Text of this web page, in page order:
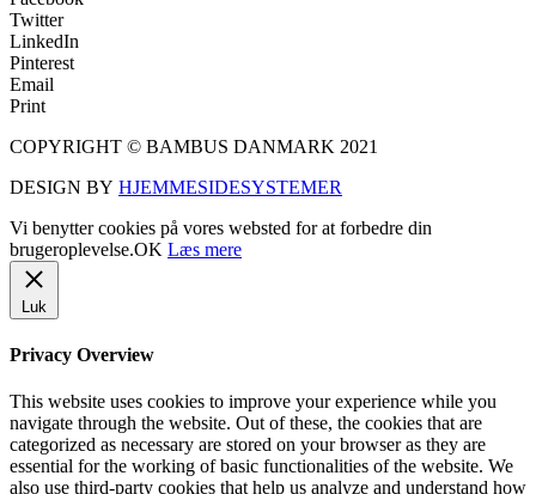
Twitter
LinkedIn
Pinterest
Email
Print
COPYRIGHT © BAMBUS DANMARK 2021
DESIGN BY HJEMMESIDESYSTEMER
Vi benytter cookies på vores websted for at forbedre din
brugeroplevelse.OK Læs mere
Luk
Privacy Overview
This website uses cookies to improve your experience while you
navigate through the website. Out of these, the cookies that are
categorized as necessary are stored on your browser as they are
essential for the working of basic functionalities of the website. We
also use third-party cookies that help us analyze and understand how